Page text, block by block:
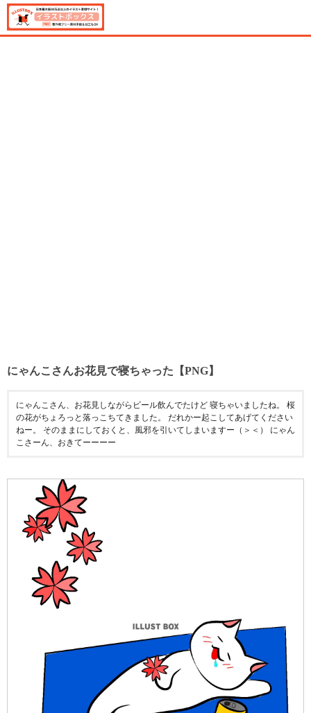
にゃんこさんお花見で寝ちゃった【PNG】
にゃんこさん、お花見しながらビール飲んでたけど 寝ちゃいましたね。 桜
の花がちょろっと落っこちてきました。 だれかー起こしてあげてください
ねー。 そのままにしておくと、風邪を引いてしまいますー（＞＜） にゃん
こさーん、おきてーーーー